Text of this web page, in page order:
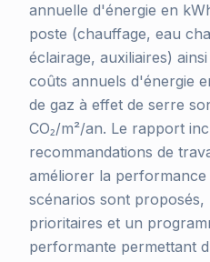
annuelle d'énergie en
poste (chauffage, eau
éclairage, auxiliaires)
coûts annuels d'énergie
de gaz à effet de serre
CO₂/m²/an. Le rapport
recommandations de
améliorer la performance
scénarios sont
prioritaires et un
performante permettant